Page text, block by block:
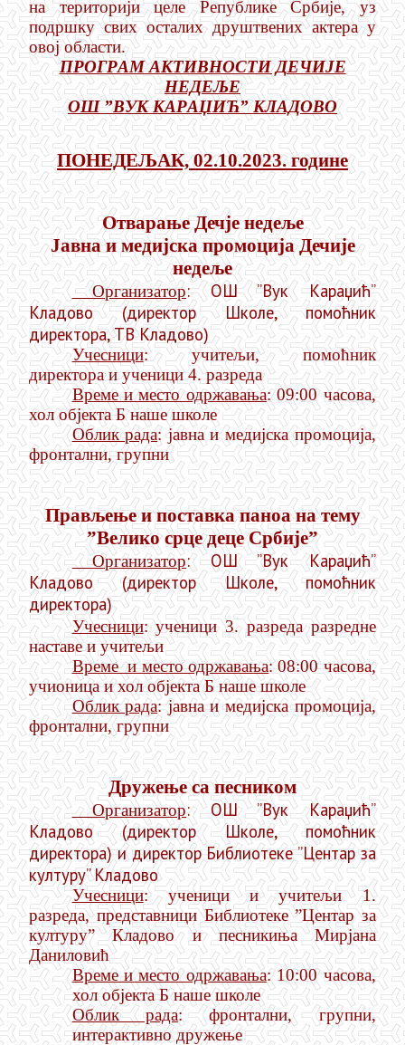
на територији целе Републике Србије, уз
подршку свих осталих друштвених актера у
овој области.
ПРОГРАМ АКТИВНОСТИ ДЕЧИЈЕ
НЕДЕЉЕ
ОШ ”ВУК КАРАЏИЋ” КЛАДОВО
ПОНЕДЕЉАК, 02.10.2023. године
Отварање Дечје недеље
Јавна и медијска промоција Дечије
недеље
Организатор: ОШ ”Вук Караџић”
Кладово (директор Школе, помоћник
директора, ТВ Кладово)
Учесници: учитељи, помоћник
директора и ученици 4. разреда
Време и место одржавања: 09:00 часова,
хол објекта Б наше школе
Облик рада: јавна и медијска промоција,
фронтални, групни
Прављење и поставка паноа на тему
”Велико срце деце Србије”
Организатор: ОШ ”Вук Караџић”
Кладово (директор Школе, помоћник
директора)
Учесници: ученици 3.разреда разредне
наставе и учитељи
Време и место одржавања: 08:00 часова,
учионица и хол објекта Б наше школе
Облик рада: јавна и медијска промоција,
фронтални, групни
Дружење са песником
Организатор: ОШ ”Вук Караџић”
Кладово (директор Школе, помоћник
директора) и директор Библиотеке ”Центар за
културу” Кладово
Учесници: ученици и учитељи 1.
разреда, представници Библиотеке ”Центар за
културу” Кладово и песникиња Мирјана
Даниловић
Време и место одржавања: 10:00 часова,
хол објекта Б наше школе
Облик рада: фронтални, групни,
интерактивно дружење